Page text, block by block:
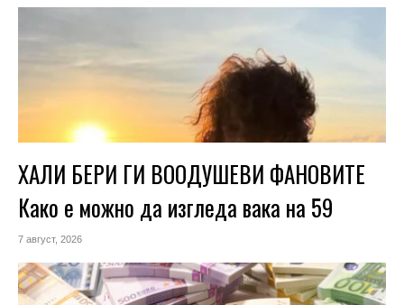
ХАЛИ БЕРИ ГИ ВООДУШЕВИ ФАНОВИТЕ
Како е можно да изгледа вака на 59
7 август, 2026